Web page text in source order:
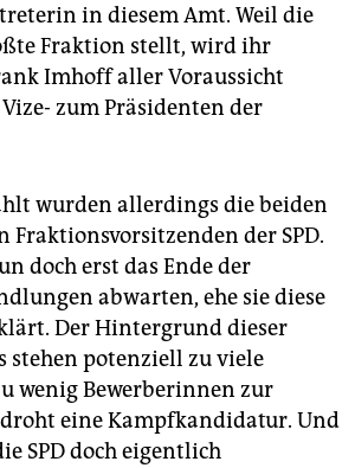
in diesem Amt. Weil die
Fraktion stellt, wird ihr
Imhoff aller Voraussicht
zum Präsidenten der
wurden allerdings die beiden
Fraktionsvorsitzenden der SPD.
doch erst das Ende der
abwarten, ehe sie diese
Der Hintergrund dieser
stehen potenziell zu viele
wenig Bewerberinnen zur
eine Kampfkandidatur. Und
SPD doch eigentlich